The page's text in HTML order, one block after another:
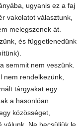
ugyanis ez a faj
vakolatot választunk,
melegszenek át.
és függetlenedünk
semmit nem veszünk.
nem rendelkezünk,
tárgyakat egy
a hasonlóan
közösséget,